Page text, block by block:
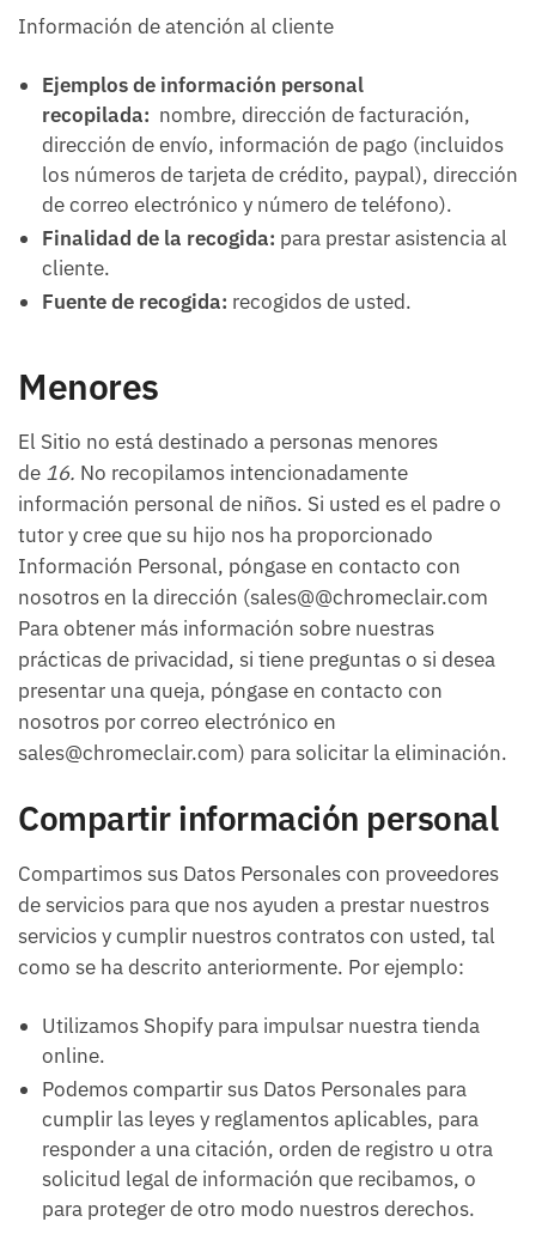
Información de atención al cliente
Ejemplos de información personal
recopilada: nombre, dirección de facturación,
dirección de envío, información de pago (incluidos
los números de tarjeta de crédito, paypal), dirección
de correo electrónico y número de teléfono).
Finalidad de la recogida: para prestar asistencia al
cliente.
Fuente de recogida: recogidos de usted.
Menores
El Sitio no está destinado a personas menores
de 16. No recopilamos intencionadamente
información personal de niños. Si usted es el padre o
tutor y cree que su hijo nos ha proporcionado
Información Personal, póngase en contacto con
nosotros en la dirección (sales@@chromeclair.com
Para obtener más información sobre nuestras
prácticas de privacidad, si tiene preguntas o si desea
presentar una queja, póngase en contacto con
nosotros por correo electrónico en
sales@chromeclair.com) para solicitar la eliminación.
Compartir información personal
Compartimos sus Datos Personales con proveedores
de servicios para que nos ayuden a prestar nuestros
servicios y cumplir nuestros contratos con usted, tal
como se ha descrito anteriormente. Por ejemplo:
Utilizamos Shopify para impulsar nuestra tienda
online.
Podemos compartir sus Datos Personales para
cumplir las leyes y reglamentos aplicables, para
responder a una citación, orden de registro u otra
solicitud legal de información que recibamos, o
para proteger de otro modo nuestros derechos.